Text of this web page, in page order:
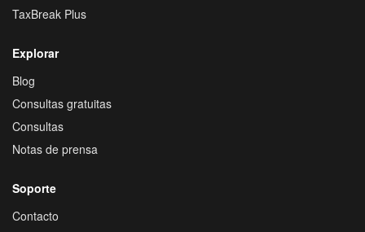
TaxBreak Plus
Explorar
Blog
Consultas gratuitas
Consultas
Notas de prensa
Soporte
Contacto